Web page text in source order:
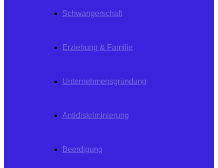
Schwangerschaft
Erziehung & Familie
Unternehmensgründung
Antidiskriminierung
Beerdigung